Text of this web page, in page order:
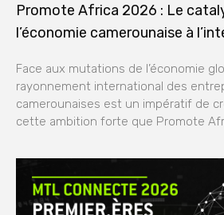
Promote Africa 2026 : Le
l’économie camerounaise à
Face aux mutations de l’économie
rayonnement international des
camerounaises est un impératif de
cette ambition forte que Promote